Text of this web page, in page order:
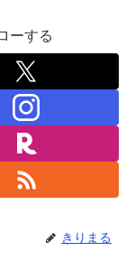
ーする
きりまる